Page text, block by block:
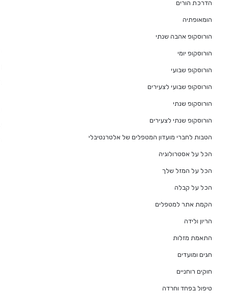
הדרכת הורים
הומאופתיה
הורוסקופ אהבה שנתי
הורוסקופ יומי
הורוסקופ שבועי
הורוסקופ שבועי לצעירים
הורוסקופ שנתי
הורוסקופ שנתי לצעירים
הטבות לחברי מועדון המטפלים של אלטרנטיבלי
הכל על אסטרולוגיה
הכל על המזל שלך
הכל על קבלה
הקמת אתר למטפלים
הריון ולידה
התאמת מזלות
חגים ומועדים
חוקים רוחניים
טיפול בפחד וחרדה